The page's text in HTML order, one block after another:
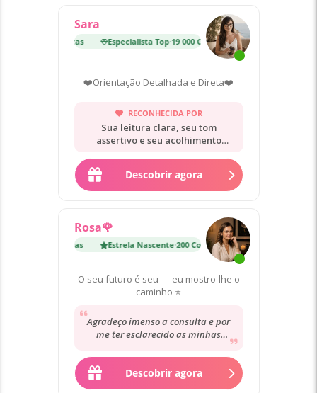
Sara
Especialista Top· 19 000 Consultas
❤️Orientação Detalhada e Direta❤️
RECONHECIDA POR
Sua leitura clara, seu tom
assertivo e seu acolhimento
Descobrir agora
Rosa🌹
Estrela Nascente·200 Consultas
O seu futuro é seu — eu mostro-lhe o
caminho ⭐
Agradeço imenso a consulta e por
me ter esclarecido as minhas
dúvidas e incertezas relativamente
ao assunto que...
Descobrir agora